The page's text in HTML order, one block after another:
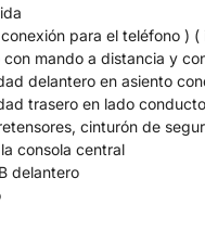
para el teléfono )
mando a distancia y
delantero en asiento
trasero en lado
cinturón de
consola central
delantero